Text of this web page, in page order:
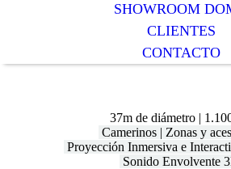
SHOWROOM
CLIENTES
CONTACTO
37m de diámetro |
Camerinos | Zonas y
Proyección Inmersiva e
Sonido Envolvente